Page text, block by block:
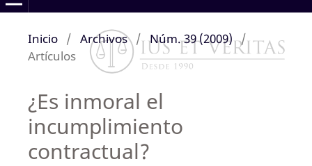
Inicio / Archivos / Núm. 39 (2009) /
Artículos
¿Es inmoral el
incumplimiento
contractual?